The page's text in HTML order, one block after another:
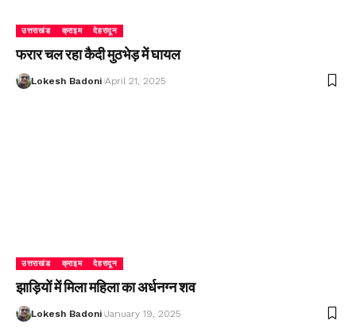
उत्तराखंड क्राइम देहरादून
फरार चल रहा कैदी मुठभेड़ में घायल
Lokesh Badoni April 21, 2025
उत्तराखंड क्राइम देहरादून
झाड़ियों में मिला महिला का अर्धनग्न शव
Lokesh Badoni January 19, 2025